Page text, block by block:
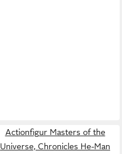
Actionfigur Masters of the
Universe, Chronicles He-Man